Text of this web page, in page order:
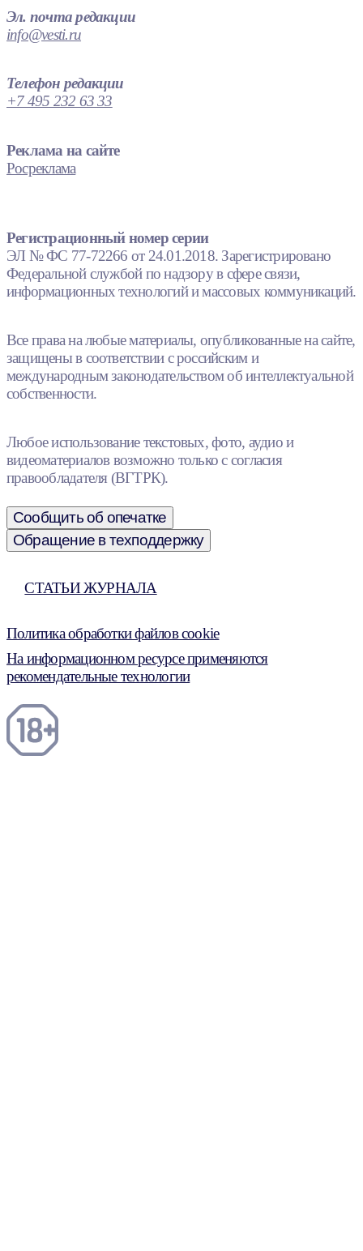
Эл. почта редакции
info@vesti.ru
Телефон редакции
+7 495 232 63 33
Реклама на сайте
Росреклама
Регистрационный номер серии
ЭЛ № ФС 77-72266 от 24.01.2018. Зарегистрировано
Федеральной службой по надзору в сфере связи,
информационных технологий и массовых коммуникаций.
Все права на любые материалы, опубликованные на сайте,
защищены в соответствии с российским и
международным законодательством об интеллектуальной
собственности.
Любое использование текстовых, фото, аудио и
видеоматериалов возможно только с согласия
правообладателя (ВГТРК).
Сообщить об опечатке
Обращение в техподдержку
СТАТЬИ ЖУРНАЛА
Политика обработки файлов cookie
На информационном ресурсе применяются
рекомендательные технологии